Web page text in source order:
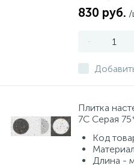
830 руб. /
-
Плитка
7С Серая
Код
Длина -